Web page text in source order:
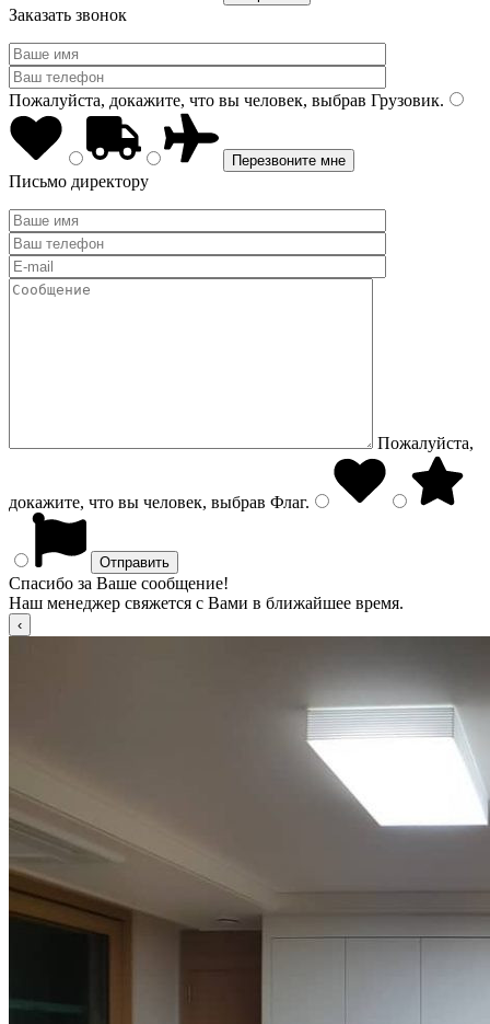
Заказать звонок
Пожалуйста, докажите, что вы человек, выбрав Грузовик.
Письмо директору
Пожалуйста,
докажите, что вы человек, выбрав Флаг.
Спасибо за Ваше сообщение!
Наш менеджер свяжется с Вами в ближайшее время.